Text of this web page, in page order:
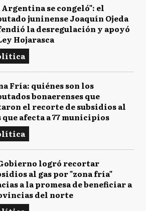
Argentina se congeló": el
juninense Joaquín Ojeda
la desregulación y apoyó
Hojarasca
Fría: quiénes son los
bonaerenses que
el recorte de subsidios al
que afecta a 77 municipios
logró recortar
al gas por "zona fría"
a la promesa de beneficiar a
del norte